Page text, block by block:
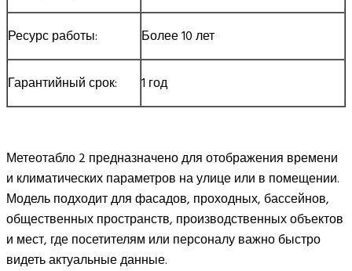
Ресурс работы: Более 10 лет
Гарантийный срок: 1 год
Метеотабло 2 предназначено для отображения времени
и климатических параметров на улице или в помещении.
Модель подходит для фасадов, проходных, бассейнов,
общественных пространств, производственных объектов
и мест, где посетителям или персоналу важно быстро
видеть актуальные данные.